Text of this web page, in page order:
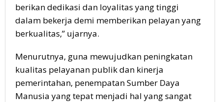
berikan dedikasi dan loyalitas yang tinggi
dalam bekerja demi memberikan pelayan yang
berkualitas,” ujarnya.
Menurutnya, guna mewujudkan peningkatan
kualitas pelayanan publik dan kinerja
pemerintahan, penempatan Sumber Daya
Manusia yang tepat menjadi hal yang sangat